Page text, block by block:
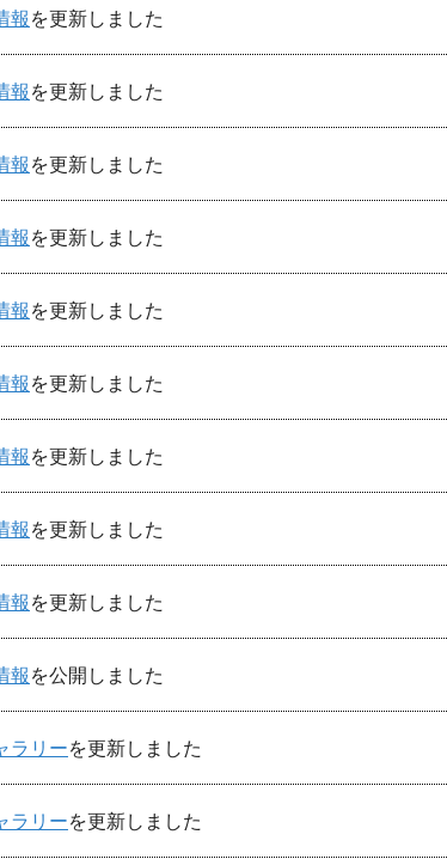
報を更新しました
報を更新しました
報を更新しました
報を更新しました
報を更新しました
報を更新しました
報を更新しました
報を更新しました
報を更新しました
報を公開しました
ラリーを更新しました
ラリーを更新しました